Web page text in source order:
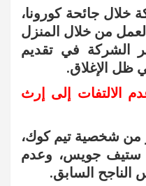
خلال جائحة كورونا،
من خلال المنزل
الشركة في تقديم
ظل الإغلاق.
الالتفات إلى إرث
من شخصية تيم كوك،
ستيف جويس، وعدم
السابق.